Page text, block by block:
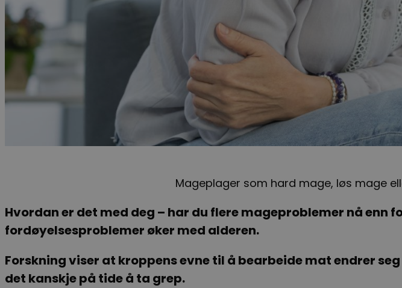
Mageplager som hard mage, løs mage
Hvordan er det med deg – har du flere mageproblemer nå enn
fordøyelsesproblemer øker med alderen.
Forskning viser at kroppens evne til å bearbeide mat endrer
det kanskje på tide å ta grep.